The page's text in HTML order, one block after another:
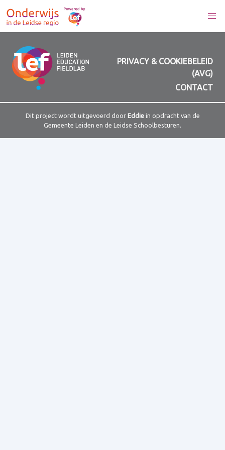
PRIVACY & COOKIEBELEID
(AVG)
CONTACT
Dit project wordt uitgevoerd door Eddiein opdracht van de
Gemeente Leiden en de Leidse Schoolbesturen.